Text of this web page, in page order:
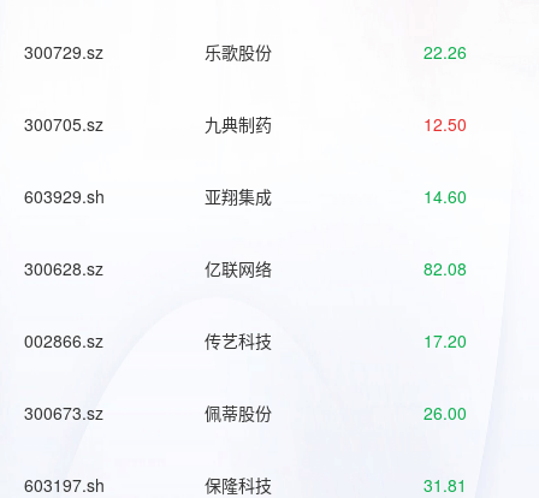
300729.sz 乐歌股份 22.26
300705.sz 九典制药 12.50
603929.sh 亚翔集成 14.60
300628.sz 亿联网络 82.08
002866.sz 传艺科技 17.20
300673.sz 佩蒂股份 26.00
603197.sh 保隆科技 31.81